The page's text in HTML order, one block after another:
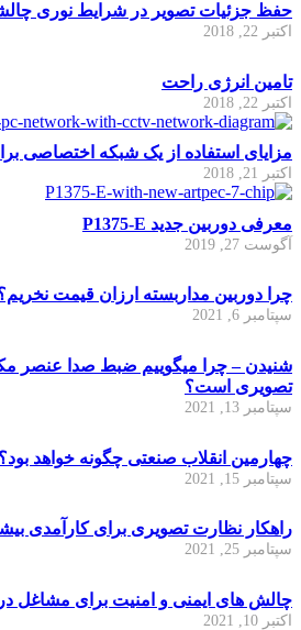
حفظ جزئیات تصویر در شرایط نوری
اکتبر 22, 2018
تامین انرژی راحت
اکتبر 22, 2018
مزایای استفاده از یک شبکه اختصاصی
اکتبر 21, 2018
معرفی دوربین جدید P1375-E
آگوست 27, 2019
چرا دوربین مداربسته ارزان قیمت
سپتامبر 6, 2021
شنیدن – چرا میگوییم ضبط صدا عنصر
تصویری است؟
سپتامبر 13, 2021
چهارمین انقلاب صنعتی چگونه خواهد
سپتامبر 15, 2021
راهکار نظارت تصویری برای کارآمدی
سپتامبر 25, 2021
چالش های ایمنی و امنیت برای مشاغل
اکتبر 10, 2021